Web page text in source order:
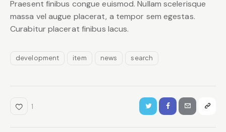
Praesent finibus congue euismod. Nullam scelerisque
massa vel augue placerat, a tempor sem egestas.
Curabitur placerat finibus lacus.
development item news search
1